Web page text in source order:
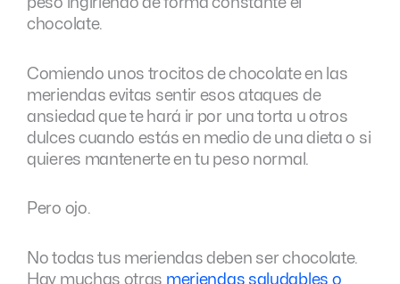
peso ingiriendo de forma constante el
chocolate.
Comiendo unos trocitos de chocolate en las
meriendas evitas sentir esos ataques de
ansiedad que te hará ir por una torta u otros
dulces cuando estás en medio de una dieta o si
quieres mantenerte en tu peso normal.
Pero ojo.
No todas tus meriendas deben ser chocolate.
Hay muchas otras meriendas saludables o